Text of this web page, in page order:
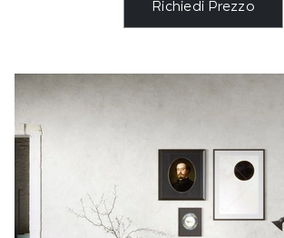
Richiedi Prezzo